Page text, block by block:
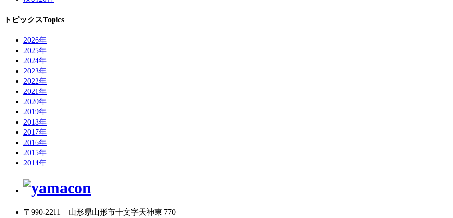
トピックスTopics
2026年
2025年
2024年
2023年
2022年
2021年
2020年
2019年
2018年
2017年
2016年
2015年
2014年
〒990-2211 山形県山形市十文字天神東 770